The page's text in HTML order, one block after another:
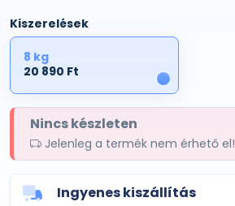
Kiszerelések
1
8 kg
20 890 Ft
Nincs készleten
Jelenleg a termék nem érhető el!
Ingyenes kiszállítás